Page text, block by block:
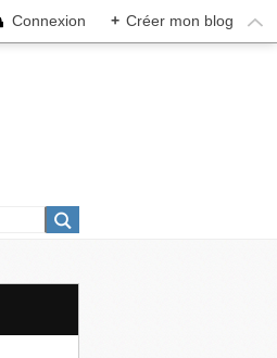
Connexion + Créer mon blog